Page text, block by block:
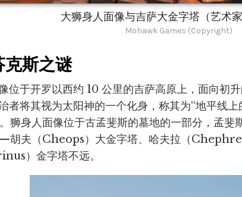
大狮身人面像与吉萨大金字塔（艺术家
Mohawk Games (Copyright)
克斯之谜
位于开罗以西约 10 公里的吉萨高原上，面向初
者将其视为太阳神的一个化身，称其为“地平线
狮身人面像位于古孟斐斯的墓地的一部分，孟斐
夫（Cheops）大金字塔、哈夫拉（
）金字塔不远。